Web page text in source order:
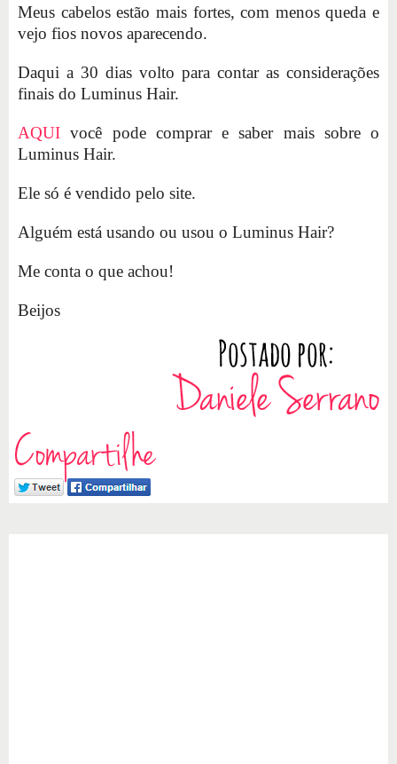
Meus cabelos estão mais fortes, com menos queda e
vejo fios novos aparecendo.
Daqui a 30 dias volto para contar as considerações
finais do Luminus Hair.
AQUI você pode comprar e saber mais sobre o
Luminus Hair.
Ele só é vendido pelo site.
Alguém está usando ou usou o Luminus Hair?
Me conta o que achou!
Beijos
Compartilhe